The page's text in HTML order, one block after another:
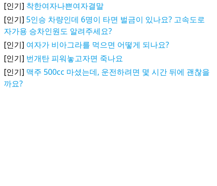
[인기] 착한여자나쁜여자결말
[인기] 5인승 차량인데 6명이 타면 벌금이 있나요? 고속도로
자가용 승차인원도 알려주세요?
[인기] 여자가 비아그라를 먹으면 어떻게 되나요?
[인기] 번개탄 피워놓고자면 죽나요
[인기] 맥주 500cc 마셨는데, 운전하려면 몇 시간 뒤에 괜찮을
까요?